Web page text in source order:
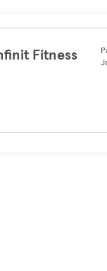
Fitness